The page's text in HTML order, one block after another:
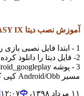
آموزش نصب دیتا FINAL FANTASY IX :
1 - ابتدا فایل نصبی بازی را دانلود و روی گوشی نصب کنید.
2- فایل دیتا را دانلود کرده و از حالت فشرده خارج کنید !
مسیر Android/Obb کپی کنید.
۱۱ مرداد ۱۳۹۸،‏ ۱۲:۰۷